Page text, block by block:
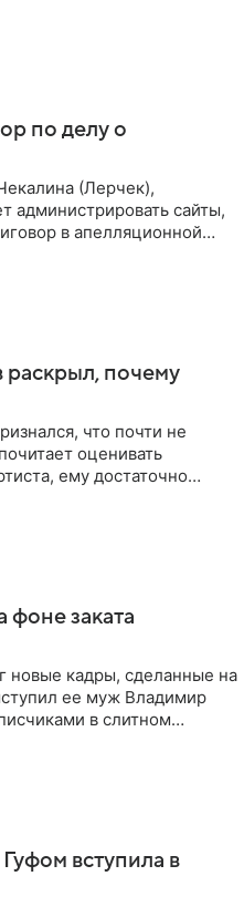
по делу о
(Лерчек),
администрировать сайты,
в апелляционной
почему
что почти не
оценивать
ему достаточно
фоне заката
новые кадры, сделанные на
ее муж Владимир
в слитном
вступила в